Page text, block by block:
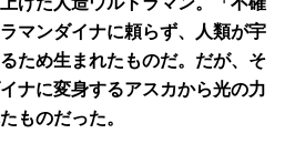
マンダイナに頼らず、人類が宇
ため生まれたものだ。だが、そ
ナに変身するアスカから光の力
ものだった。